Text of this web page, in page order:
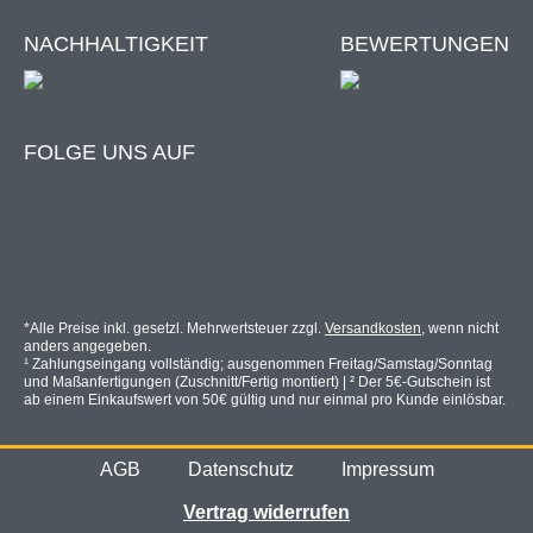
Wir zeigen dir worauf es ankommt!
60 × 80 cm = min. 50 cm
80 × 100 cm = min. 50 cm
100 × 160 cm = min. 60 cm
125 × 220 cm = min. 60 cm
150 × 160 cm = min. 60 cm
150 × 220 cm = min. 60 cm
NACHHALTIGKEIT BEWERTUNGEN
FOLGE UNS AUF
*Alle Preise inkl. gesetzl. Mehrwertsteuer zzgl. Versandkosten, wenn nicht
anders angegeben.
¹ Zahlungseingang vollständig; ausgenommen Freitag/Samstag/Sonntag
und Maßanfertigungen (Zuschnitt/Fertig montiert) | ² Der 5€-Gutschein ist
ab einem Einkaufswert von 50€ gültig und nur einmal pro Kunde einlösbar.
AGB Datenschutz Impressum
Vertrag widerrufen